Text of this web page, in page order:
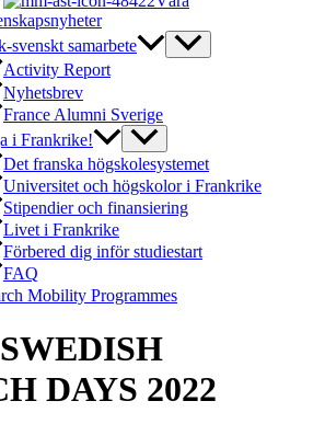
svenskt samarbete
Activity Report
Nyhetsbrev
France Alumni Sverige
i Frankrike!
Det franska högskolesystemet
Universitet och högskolor i Frankrike
Stipendier och finansiering
Livet i Frankrike
Förbered dig inför studiestart
FAQ
Mobility Programmes
DAYS 2022